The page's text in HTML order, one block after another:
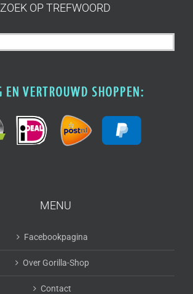
ZOEK OP TREFWOORD
MENU
Facebookpagina
Over Gorilla-Shop
Contact